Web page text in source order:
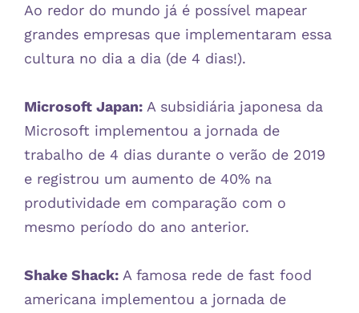
Ao redor do mundo já é possível mapear
grandes empresas que implementaram essa
cultura no dia a dia (de 4 dias!).
Microsoft Japan: A subsidiária japonesa da
Microsoft implementou a jornada de
trabalho de 4 dias durante o verão de 2019
e registrou um aumento de 40% na
produtividade em comparação com o
mesmo período do ano anterior.
Shake Shack: A famosa rede de fast food
americana implementou a jornada de